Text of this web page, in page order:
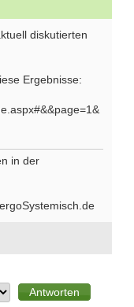
diskutierten
Ergebnisse:
in der